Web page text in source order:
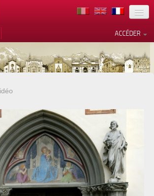
ACCÉDER
lors de la collecte
Vos choix en matière de